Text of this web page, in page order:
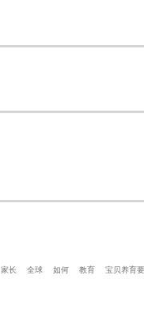
家长 全球 如何 教育 宝贝养育